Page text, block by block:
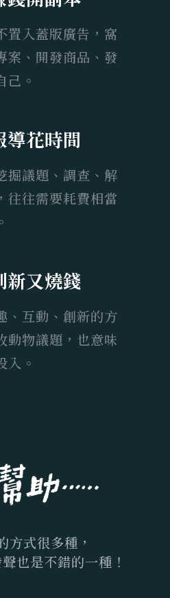
置入蓋版廣告，窩
案、開發商品、發
己。
導花時間
掘議題、調查、解
往往需要耗費相當
新又燒錢
、互動、創新的方
動物議題，也意味
入。
方式很多種，
也是不錯的一種！